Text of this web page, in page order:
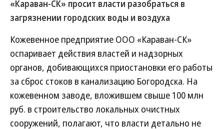
«Караван-СК» просит власти разобраться в
загрязнении городских воды и воздуха
Кожевенное предприятие ООО «Караван-СК»
оспаривает действия властей и надзорных
органов, добивающихся приостановки его работы
за сброс стоков в канализацию Богородска. На
кожевенном заводе, вложившем свыше 100 млн
руб. в строительство локальных очистных
сооружений, полагают, что власти детально не